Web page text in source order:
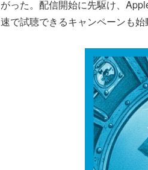
がった。配信開始に先駆け、
速で試聴できるキャンペーンも始